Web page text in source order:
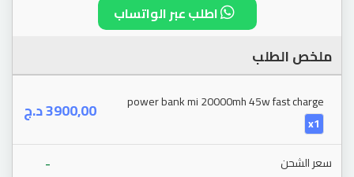
اطلب عبر الواتساب
ملخص الطلب
power bank mi 20000mh 45w fast charge
x1
3900,00د.ج
سعر الشحن -